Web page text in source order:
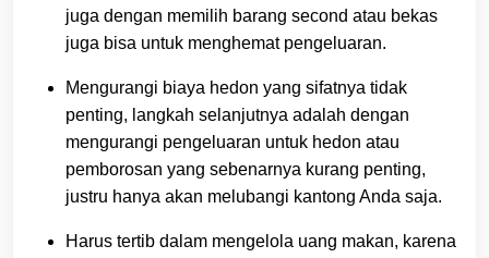
juga dengan memilih barang second atau bekas
juga bisa untuk menghemat pengeluaran.
Mengurangi biaya hedon yang sifatnya tidak
penting, langkah selanjutnya adalah dengan
mengurangi pengeluaran untuk hedon atau
pemborosan yang sebenarnya kurang penting,
justru hanya akan melubangi kantong Anda saja.
Harus tertib dalam mengelola uang makan, karena